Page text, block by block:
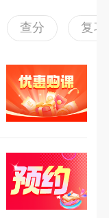
查分 复习